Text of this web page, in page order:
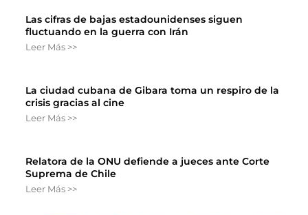
Las cifras de bajas estadounidenses siguen
fluctuando en la guerra con Irán
Leer Más >>
La ciudad cubana de Gibara toma un respiro de la
crisis gracias al cine
Leer Más >>
Relatora de la ONU defiende a jueces ante Corte
Suprema de Chile
Leer Más >>